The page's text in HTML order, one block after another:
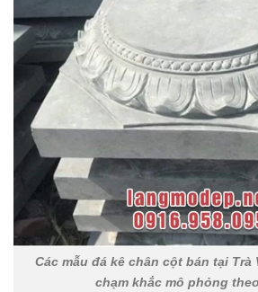
Các mẫu đá kê chân cột bán tại
chạm khắc mô phỏng